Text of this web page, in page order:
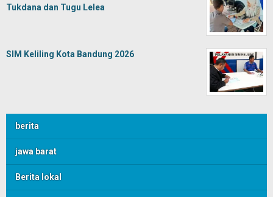
Tukdana dan Tugu Lelea
SIM Keliling Kota Bandung 2026
berita
jawa barat
Berita lokal